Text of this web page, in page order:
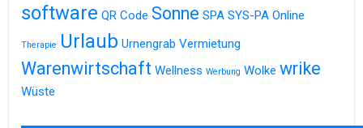
software QR Code Sonne SPA SYS-PA Online
Therapie Urlaub Urnengrab Vermietung
Warenwirtschaft Wellness Werbung Wolke wrike
Wüste